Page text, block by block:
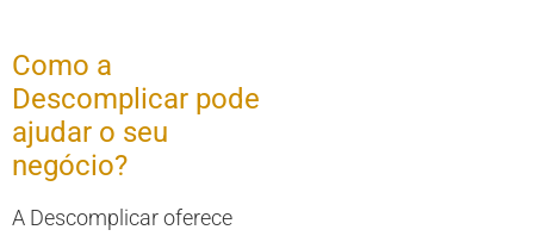
Como a
Descomplicar pode
ajudar o seu
negócio?
A Descomplicar oferece